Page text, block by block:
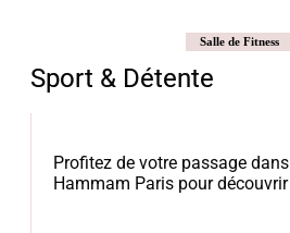
Salle de Fitness
Sport & Détente
Profitez de votre passage
Hammam Paris pour